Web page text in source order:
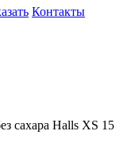
Контакты
сахара Halls XS 15